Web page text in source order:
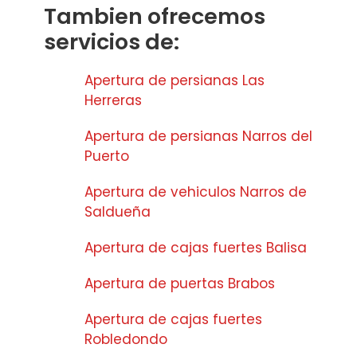
Tambien ofrecemos
servicios de:
Apertura de persianas Las
Herreras
Apertura de persianas Narros del
Puerto
Apertura de vehiculos Narros de
Saldueña
Apertura de cajas fuertes Balisa
Apertura de puertas Brabos
Apertura de cajas fuertes
Robledondo